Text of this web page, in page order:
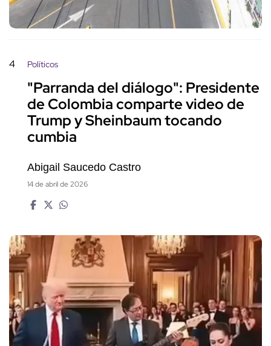
4 Políticos
"Parranda del diálogo": Presidente
de Colombia comparte video de
Trump y Sheinbaum tocando
cumbia
Abigail Saucedo Castro
14 de abril de 2026